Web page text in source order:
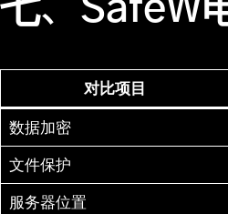
七、SafeW
对比项目
数据加密
文件保护
服务器位置